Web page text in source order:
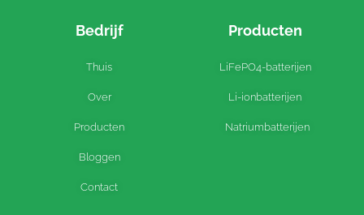
Bedrijf
Thuis
Over
Producten
Bloggen
Contact
Producten
LiFePO4-batterijen
Li-ionbatterijen
Natriumbatterijen